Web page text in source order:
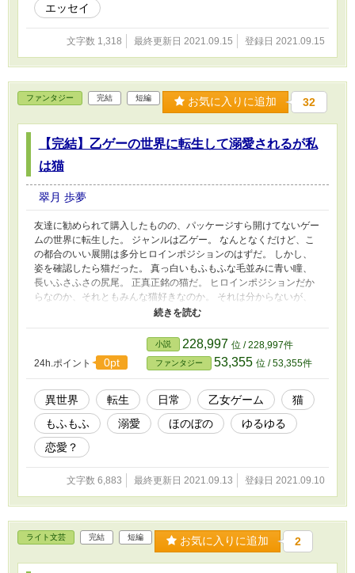
エッセイ
文字数 1,318 最終更新日 2021.09.15 登録日 2021.09.15
ファンタジー 完結 短編 お気に入りに追加 32
【完結】乙ゲーの世界に転生して溺愛されるが私
は猫
翠月 歩夢
友達に勧められて購入したものの、パッケージすら開けてないゲー
ムの世界に転生した。 ジャンルは乙ゲー。 なんとなくだけど、こ
の都合のいい展開は多分ヒロインポジションのはずだ。 しかし、
姿を確認したら猫だった。 真っ白いもふもふな毛並みに青い瞳、
長いふさふさの尻尾。 正真正銘の猫だ。 ヒロインポジションだか
らなのか、それともみんな猫好きなのか。 それは分からないが、
とにかく愛され、敬われ、何をしてもお咎めなし。 攻略キャラに
い。むしろ溺愛される。 なぜなら猫だから。 ある意味理想の暮ら
しを手に入れた主人公の、ゆるゆる異世界生活。 ☆一話辺りが短
いです（千文字程度） ☆ゆるゆる設定です ☆７千字程度の短編な
のですぐ読めます！ ☆全7話です ※小説家になろうにも掲載しまし
た。 追記 2021/9/14 ジャンル別ランキング乗れました。ありがと
うございます！
24h.ポイント 0pt
小説 228,997 位 / 228,997件
ファンタジー 53,355 位 / 53,355件
異世界 転生 日常 乙女ゲーム
猫
もふもふ
溺愛 ほのぼの
ゆるゆる
恋愛？
文字数 6,883 最終更新日 2021.09.13 登録日 2021.09.10
ライト文芸 完結 短編 お気に入りに追加 2